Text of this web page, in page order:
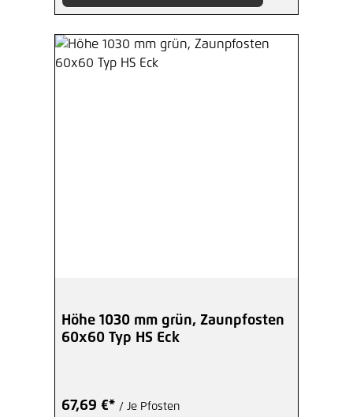
Höhe 1030 mm grün, Zaunpfosten
60x60 Typ HS Eck
67,69 €* / Je Pfosten